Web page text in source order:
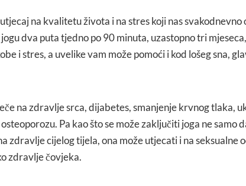
na kvalitetu života i na stres koji nas svakodnevno
dva puta tjedno po 90 minuta, uzastopno tri
i stres, a uvelike vam može pomoći i kod lošeg sna,
na zdravlje srca, dijabetes, smanjenje krvnog tlaka,
Pa kao što se može zaključiti joga ne samo
zdravlje cijelog tijela, ona može utjecati i na seksualne
zdravlje čovjeka.